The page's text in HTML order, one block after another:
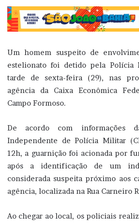
Um homem suspeito de
estelionato foi detido pela Polícia
tarde de sexta-feira (29), nas
agência da Caixa Econômica
Campo Formoso.
De acordo com informações
Independente de Polícia Militar
12h, a guarnição foi acionada por
após a identificação de um
considerada suspeita próximo aos
agência, localizada na Rua Carneiro
Ao chegar ao local, os policiais